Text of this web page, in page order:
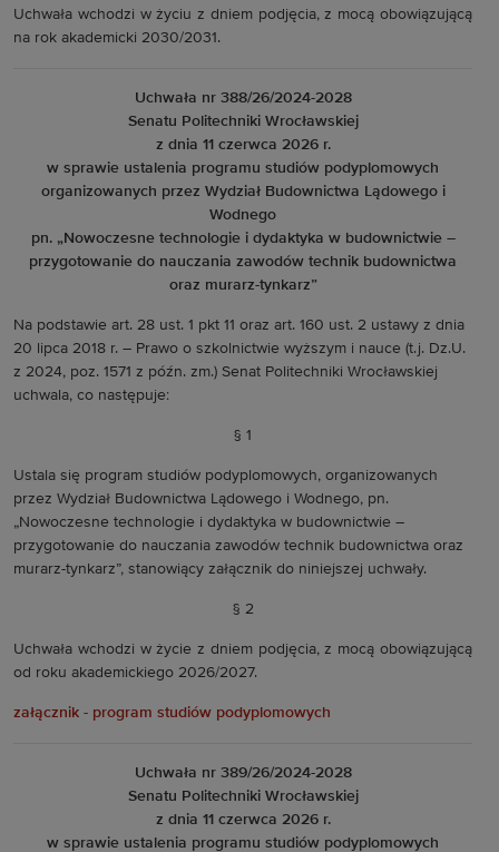
Uchwała wchodzi w życiu z dniem podjęcia, z mocą obowiązującą
na rok akademicki 2030/2031.
Uchwała nr 388/26/2024-2028
Senatu Politechniki Wrocławskiej
z dnia 11 czerwca 2026 r.
w sprawie ustalenia programu studiów podyplomowych
organizowanych przez Wydział Budownictwa Lądowego i
Wodnego
pn. „Nowoczesne technologie i dydaktyka w budownictwie –
przygotowanie do nauczania zawodów technik budownictwa
oraz murarz-tynkarz”
Na podstawie art. 28 ust. 1 pkt 11 oraz art. 160 ust. 2 ustawy z dnia
20 lipca 2018 r. – Prawo o szkolnictwie wyższym i nauce (t.j. Dz.U.
z 2024, poz. 1571 z późn. zm.) Senat Politechniki Wrocławskiej
uchwala, co następuje:
§ 1
Ustala się program studiów podyplomowych, organizowanych
przez Wydział Budownictwa Lądowego i Wodnego, pn.
„Nowoczesne technologie i dydaktyka w budownictwie –
przygotowanie do nauczania zawodów technik budownictwa oraz
murarz-tynkarz”, stanowiący załącznik do niniejszej uchwały.
§ 2
Uchwała wchodzi w życie z dniem podjęcia, z mocą obowiązującą
od roku akademickiego 2026/2027.
załącznik - program studiów podyplomowych
Uchwała nr 389/26/2024-2028
Senatu Politechniki Wrocławskiej
z dnia 11 czerwca 2026 r.
w sprawie ustalenia programu studiów podyplomowych